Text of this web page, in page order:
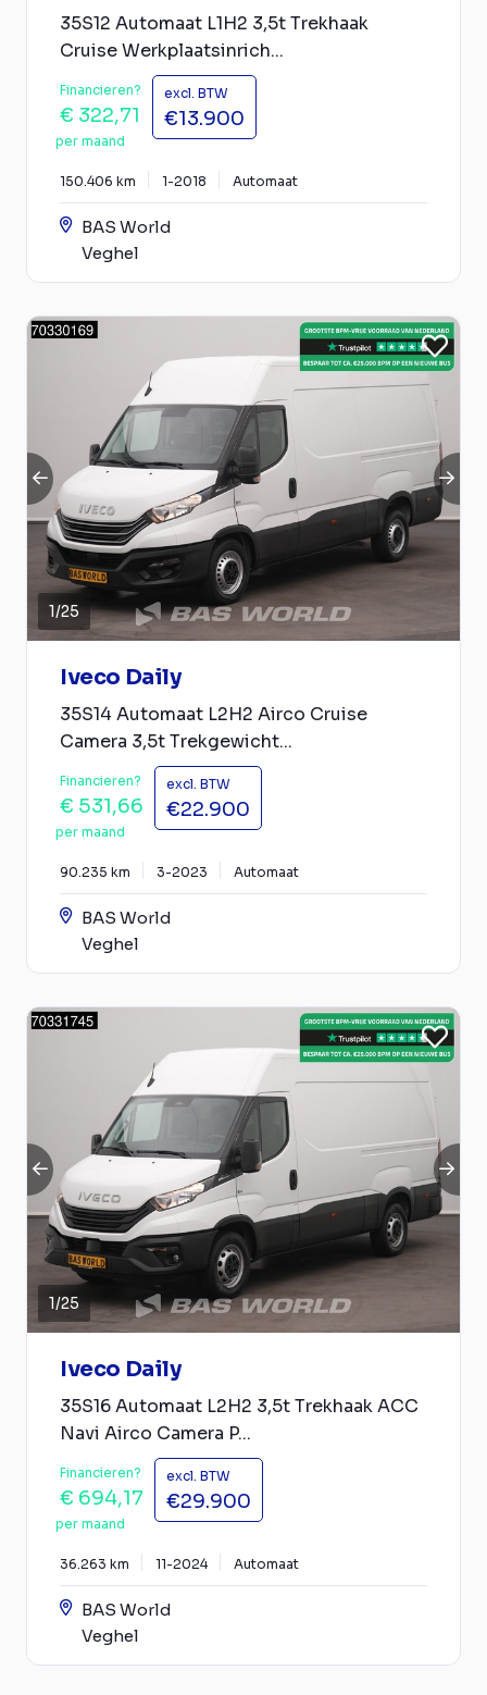
35S12 Automaat L1H2 3,5t Trekhaak
Cruise Werkplaatsinrich...
Financieren?
€ 322,71
per maand
excl. BTW
€13.900
150.406 km 1-2018 Automaat
BAS World
Veghel
1/25
Iveco Daily
35S14 Automaat L2H2 Airco Cruise
Camera 3,5t Trekgewicht...
Financieren?
€ 531,66
per maand
excl. BTW
€22.900
90.235 km 3-2023 Automaat
BAS World
Veghel
1/25
Iveco Daily
35S16 Automaat L2H2 3,5t Trekhaak ACC
Navi Airco Camera P...
Financieren?
€ 694,17
per maand
excl. BTW
€29.900
36.263 km 11-2024 Automaat
BAS World
Veghel